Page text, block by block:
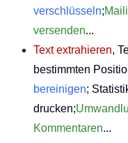
verschlüsseln;
versenden...
Text extrahieren,
bestimmten
bereinigen;
drucken;
Kommentaren...